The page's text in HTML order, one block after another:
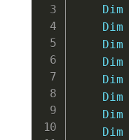
Dim
Dim
Dim
Dim
Dim
Dim
Dim
Dim